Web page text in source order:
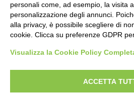
CRONOLOGIA
diritto d’autore, legge 22 aprile 1941 n. 633.
personali come, ad esempio, la visita
personalizzazione degli annunci.
alla privacy, è possibile scegliere di
cookie. Clicca su preferenze GDPR
Visualizza la Cookie Policy
ACCETTA